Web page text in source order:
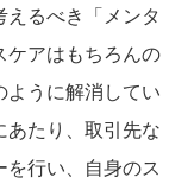
るべき「メンタ
ケアはもちろんの
ように解消してい
あたり、取引先な
行い、自身のス